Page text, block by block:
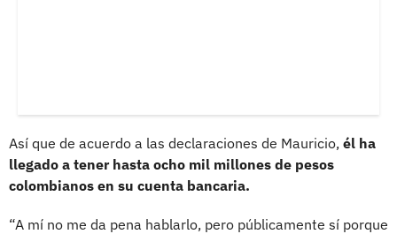
Así que de acuerdo a las declaraciones de Mauricio, él ha
llegado a tener hasta ocho mil millones de pesos
colombianos en su cuenta bancaria.
“A mí no me da pena hablarlo, pero públicamente sí porque